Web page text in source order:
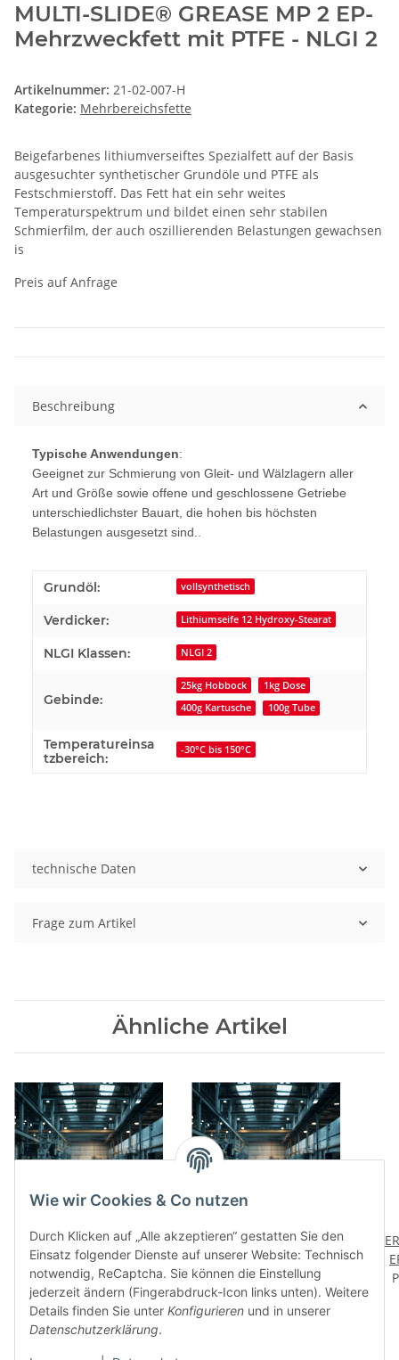
MULTI-SLIDE® GREASE MP 2 EP-
Mehrzweckfett mit PTFE - NLGI 2
Artikelnummer: 21-02-007-H
Kategorie: Mehrbereichsfette
Beigefarbenes lithiumverseiftes Spezialfett auf der Basis
ausgesuchter synthetischer Grundöle und PTFE als
Festschmierstoff. Das Fett hat ein sehr weites
Temperaturspektrum und bildet einen sehr stabilen
Schmierfilm, der auch oszillierenden Belastungen gewachsen
is
Preis auf Anfrage
Beschreibung
Typische Anwendungen:
Geeignet zur Schmierung von Gleit- und Wälzlagern aller
Art und Größe sowie offene und geschlossene Getriebe
unterschiedlichster Bauart, die hohen bis höchsten
Belastungen ausgesetzt sind..
Grundöl: vollsynthetisch
Verdicker: Lithiumseife 12 Hydroxy-Stearat
NLGI Klassen: NLGI 2
Gebinde:
25kg Hobbock
1kg Dose
400g Kartusche
100g Tube
Temperatureinsa
tzbereich:
-30°C bis 150°C
technische Daten
Frage zum Artikel
Ähnliche Artikel
MULTI-SLIDE® GREASE
MP 2- Mehrzweckfett mit
PTFE - NLGI 2
Preis auf Anfrage
MULTI-SLIDE® GREASE
MP 2 EP Spezial-
Mehrzweckfett mit PTFE
- NLGI 2
Preis auf Anfrage
Wie wir Cookies & Co nutzen
Durch Klicken auf „Alle akzeptieren“ gestatten Sie den
Einsatz folgender Dienste auf unserer Website: Technisch
notwendig, ReCaptcha. Sie können die Einstellung
jederzeit ändern (Fingerabdruck-Icon links unten). Weitere
Details finden Sie unter Konfigurieren und in unserer
Datenschutzerklärung.